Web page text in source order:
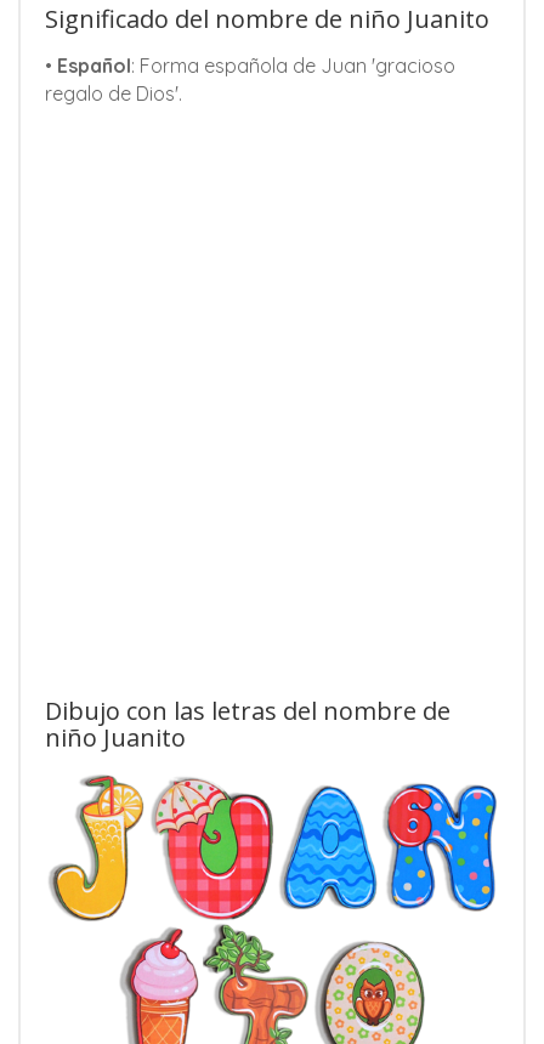
Significado del nombre de niño Juanito
• Español: Forma española de Juan 'gracioso
regalo de Dios'.
Dibujo con las letras del nombre de
niño Juanito